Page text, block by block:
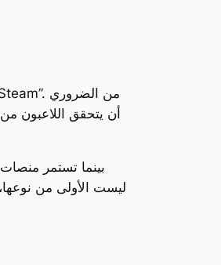
أن يتحقق اللاعبون من
بينما تستمر
ليست الأولى من